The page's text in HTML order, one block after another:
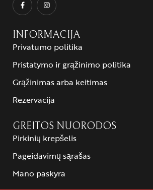
INFORMACIJA
Privatumo politika
Pristatymo ir grąžinimo politika
Grąžinimas arba keitimas
Rezervacija
GREITOS NUORODOS
Pirkinių krepšelis
Pageidavimų sąrašas
Mano paskyra